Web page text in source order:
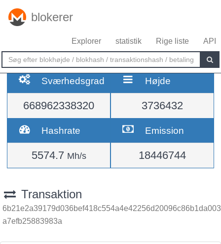
blokerer
Explorer statistik Rige liste API
Sværhedsgrad
668962338320
Højde
3736432
Hashrate
5574.7 Mh/s
Emission
18446744
Transaktion
6b21e2a39179d036bef418c554a4e42256d20096c86b1da003
a7efb25883983a